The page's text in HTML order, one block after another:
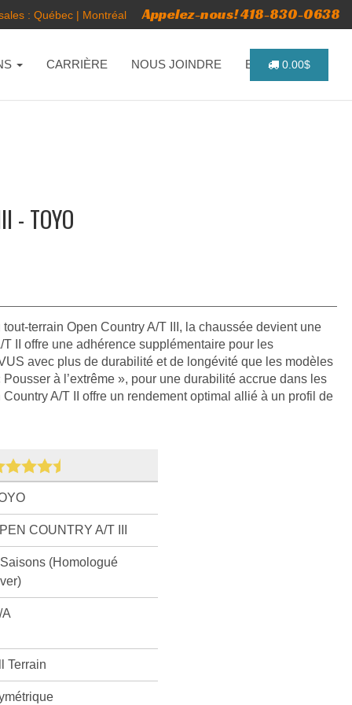
: Québec | Montréal Appelez-nous! 418-830-0638
CARRIÈRE NOUS JOINDRE ENGLISH
0.00$
- TOYO
terrain Open Country A/T III, la chaussée devient une
II offre une adhérence supplémentaire pour les
avec plus de durabilité et de longévité que les modèles
à l’extrême », pour une durabilité accrue dans les
A/T II offre un rendement optimal allié à un profil de
COUNTRY A/T III
(Homologué
A
Terrain